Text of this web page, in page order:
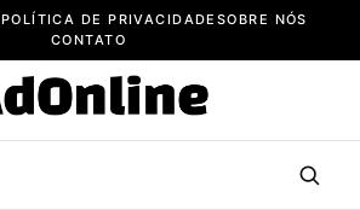
POLÍTICA DE PRIVACIDADE SOBRE NÓS
CONTATO